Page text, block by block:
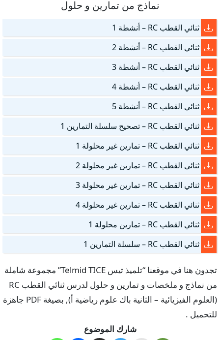
نماذج من تمارين و حلول
ثنائي القطب RC – أنشطة 1
ثنائي القطب RC – أنشطة 2
ثنائي القطب RC – أنشطة 3
ثنائي القطب RC – أنشطة 4
ثنائي القطب RC – أنشطة 5
ثنائي القطب RC – تصحيح سلسلة التمارين 1
ثنائي القطب RC – تمارين غير محلولة 1
ثنائي القطب RC – تمارين غير محلولة 2
ثنائي القطب RC – تمارين غير محلولة 3
ثنائي القطب RC – تمارين غير محلولة 4
ثنائي القطب RC – تمارين محلولة 1
ثنائي القطب RC – سلسلة التمارين 1
تجدون هنا في موقعنا “تلميذ تيس Telmid TICE” مجموعة شاملة
من نماذج و ملخصات و تمارين و حلول لدرس ثنائي القطب RC
(العلوم الفيزيائية – الثانية باك علوم رياضية أ), بصيغة PDF جاهزة
للتحميل .
شارك الموضوع